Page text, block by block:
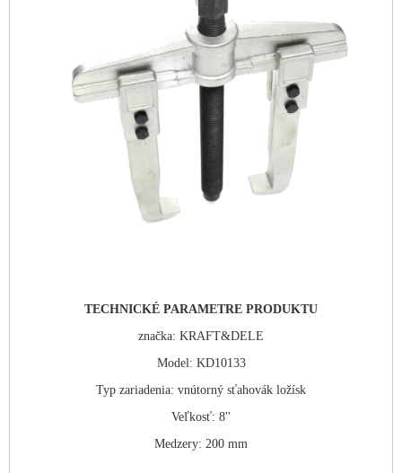
TECHNICKÉ PARAMETRE PRODUKTU
značka: KRAFT&DELE
Model: KD10133
Typ zariadenia: vnútorný sťahovák ložísk
Veľkosť: 8''
Medzery: 200 mm